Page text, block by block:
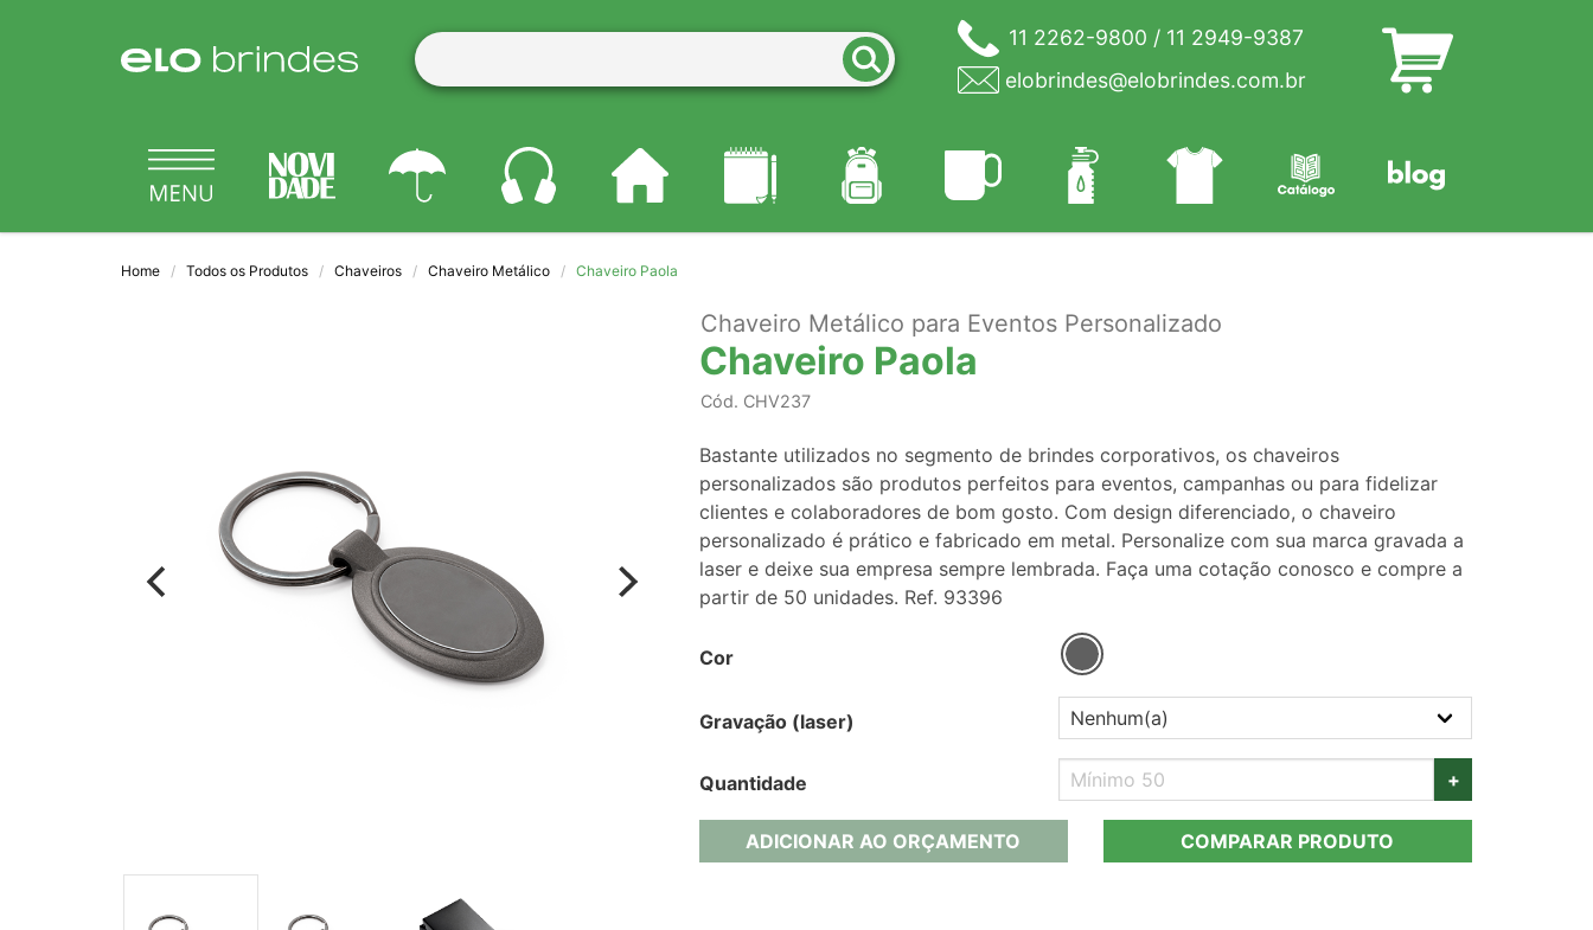
11 2262-9800 / 11 2949-9387
elobrindes@elobrindes.com.br
Home Todos os Produtos Chaveiros Chaveiro Metálico Chaveiro Paola
Chaveiro Metálico para Eventos Personalizado
Chaveiro Paola
Cód. CHV237
Bastante utilizados no segmento de brindes corporativos, os chaveiros
personalizados são produtos perfeitos para eventos, campanhas ou para fidelizar
clientes e colaboradores de bom gosto. Com design diferenciado, o chaveiro
personalizado é prático e fabricado em metal. Personalize com sua marca gravada a
laser e deixe sua empresa sempre lembrada. Faça uma cotação conosco e compre a
partir de 50 unidades. Ref. 93396
Cor
Gravação (laser)
Quantidade +
ADICIONAR AO ORÇAMENTO COMPARAR PRODUTO